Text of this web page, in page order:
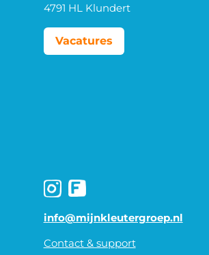
4791 HL Klundert
Vacatures
info@mijnkleutergroep.nl
Contact & support